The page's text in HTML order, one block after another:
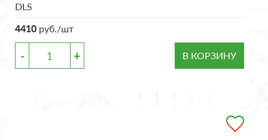
DLS
4410 руб./шт
- + В КОРЗИНУ